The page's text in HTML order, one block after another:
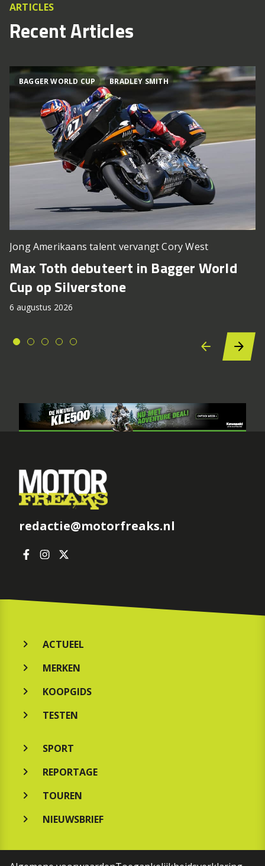
ARTICLES
Recent Articles
BAGGER WORLD CUP BRADLEY SMITH
Jong Amerikaans talent vervangt Cory West
Max Toth debuteert in Bagger World
Cup op Silverstone
6 augustus 2026
redactie@motorfreaks.nl
ACTUEEL
MERKEN
KOOPGIDS
TESTEN
SPORT
REPORTAGE
TOUREN
NIEUWSBRIEF